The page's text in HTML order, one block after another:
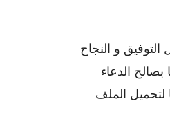
و النجاح
بصالح الدعاء
لتحميل الملف